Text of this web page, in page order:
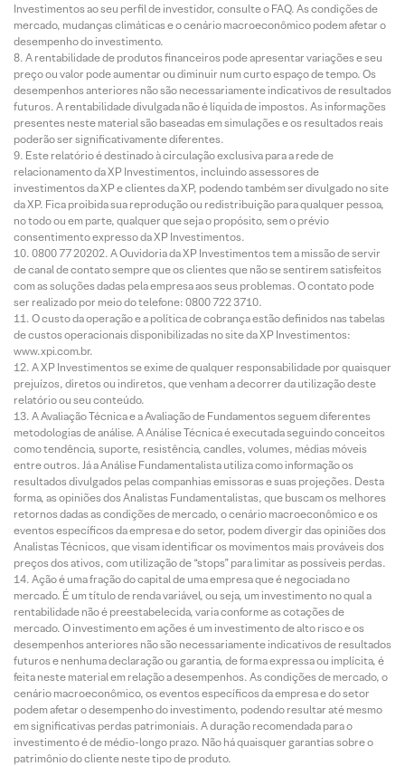
Investimentos ao seu perfil de investidor, consulte o FAQ. As condições de
mercado, mudanças climáticas e o cenário macroeconômico podem afetar o
desempenho do investimento.
A rentabilidade de produtos financeiros pode apresentar variações e seu
preço ou valor pode aumentar ou diminuir num curto espaço de tempo. Os
desempenhos anteriores não são necessariamente indicativos de resultados
futuros. A rentabilidade divulgada não é líquida de impostos. As informações
presentes neste material são baseadas em simulações e os resultados reais
poderão ser significativamente diferentes.
Este relatório é destinado à circulação exclusiva para a rede de
relacionamento da XP Investimentos, incluindo assessores de
investimentos da XP e clientes da XP, podendo também ser divulgado no site
da XP. Fica proibida sua reprodução ou redistribuição para qualquer pessoa,
no todo ou em parte, qualquer que seja o propósito, sem o prévio
consentimento expresso da XP Investimentos.
0800 77 20202. A Ouvidoria da XP Investimentos tem a missão de servir
de canal de contato sempre que os clientes que não se sentirem satisfeitos
com as soluções dadas pela empresa aos seus problemas. O contato pode
ser realizado por meio do telefone: 0800 722 3710.
O custo da operação e a política de cobrança estão definidos nas tabelas
de custos operacionais disponibilizadas no site da XP Investimentos:
www.xpi.com.br.
A XP Investimentos se exime de qualquer responsabilidade por quaisquer
prejuízos, diretos ou indiretos, que venham a decorrer da utilização deste
relatório ou seu conteúdo.
A Avaliação Técnica e a Avaliação de Fundamentos seguem diferentes
metodologias de análise. A Análise Técnica é executada seguindo conceitos
como tendência, suporte, resistência, candles, volumes, médias móveis
entre outros. Já a Análise Fundamentalista utiliza como informação os
resultados divulgados pelas companhias emissoras e suas projeções. Desta
forma, as opiniões dos Analistas Fundamentalistas, que buscam os melhores
retornos dadas as condições de mercado, o cenário macroeconômico e os
eventos específicos da empresa e do setor, podem divergir das opiniões dos
Analistas Técnicos, que visam identificar os movimentos mais prováveis dos
preços dos ativos, com utilização de “stops” para limitar as possíveis perdas.
Ação é uma fração do capital de uma empresa que é negociada no
mercado. É um título de renda variável, ou seja, um investimento no qual a
rentabilidade não é preestabelecida, varia conforme as cotações de
mercado. O investimento em ações é um investimento de alto risco e os
desempenhos anteriores não são necessariamente indicativos de resultados
futuros e nenhuma declaração ou garantia, de forma expressa ou implícita, é
feita neste material em relação a desempenhos. As condições de mercado, o
cenário macroeconômico, os eventos específicos da empresa e do setor
podem afetar o desempenho do investimento, podendo resultar até mesmo
em significativas perdas patrimoniais. A duração recomendada para o
investimento é de médio-longo prazo. Não há quaisquer garantias sobre o
patrimônio do cliente neste tipo de produto.